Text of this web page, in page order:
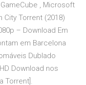
, Microsoft
City Torrent (2018)
– Download Em
em Barcelona
Dublado
Download nos
Torrent].